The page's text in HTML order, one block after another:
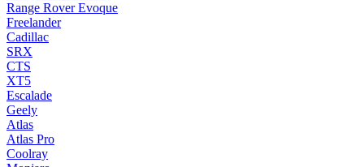
Range Rover Evoque
Freelander
Cadillac
SRX
CTS
XT5
Escalade
Geely
Atlas
Atlas Pro
Coolray